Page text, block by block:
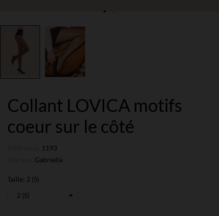
Collant LOVICA motifs
coeur sur le côté
1193
Gabriella
Taille: 2 (S)